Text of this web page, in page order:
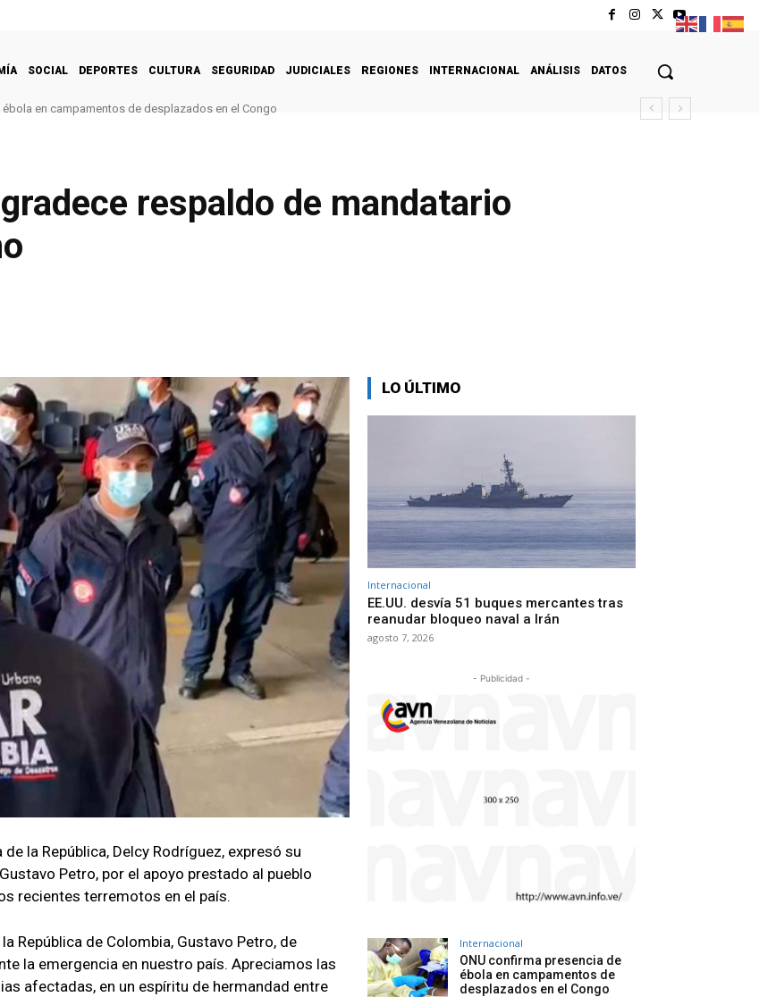
SOCIAL DEPORTES CULTURA SEGURIDAD JUDICIALES REGIONES INTERNACIONAL ANÁLISIS DATOS
en campamentos de desplazados en el Congo
respaldo de mandatario
la República, Delcy Rodríguez, expresó su
Petro, por el apoyo prestado al pueblo
recientes terremotos en el país.
República de Colombia, Gustavo Petro, de
la emergencia en nuestro país. Apreciamos las
afectadas, en un espíritu de hermandad entre
LO ÚLTIMO
Internacional
EE.UU. desvía 51 buques mercantes tras
reanudar bloqueo naval a Irán
agosto 7, 2026
- Publicidad -
Internacional
ONU confirma presencia de
ébola en campamentos de
desplazados en el Congo